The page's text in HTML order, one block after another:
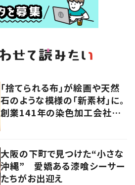
「捨てられる布」が絵画や天然
石のような模様の「新素材」に。
創業141年の染色加工会社が
大阪の下町で見つけた“小さな
沖縄” 愛嬌ある漆喰シーサー
たちがお出迎え